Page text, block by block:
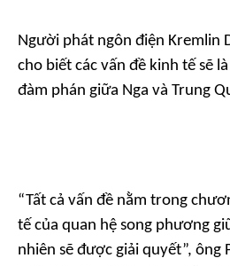
Người phát ngôn điện Kremlin
cho biết các vấn đề kinh tế sẽ
đàm phán giữa Nga và Trung
“Tất cả vấn đề nằm trong
tế của quan hệ song phương
nhiên sẽ được giải quyết”, ông